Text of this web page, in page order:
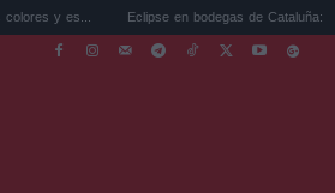
Eclipse en bodegas de Cataluña: el plan perfecto